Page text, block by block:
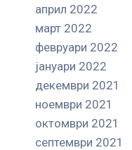
април 2022
март 2022
февруари 2022
јануари 2022
декември 2021
ноември 2021
октомври 2021
септември 2021